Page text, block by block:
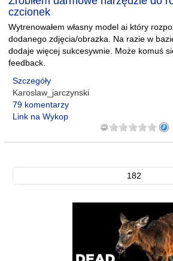
czcionek
Wytrenowałem własny model ai który
dodanego zdjęcia/obrazka. Na razie w
dodaje więcej sukcesywnie. Może komuś
feedback.
Szczegóły
Karoslaw_jarczynski
79 komentarzy
Link na Wykop
182